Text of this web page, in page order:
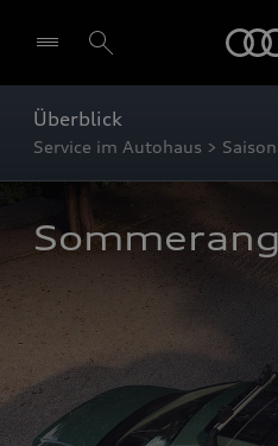
Überblick
Service im Autohaus >